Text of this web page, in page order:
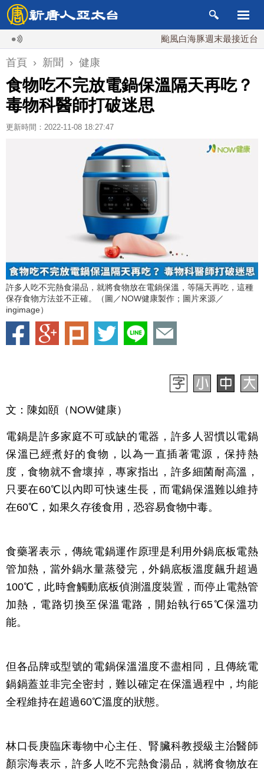
颱風白海豚週末最接近台灣 最
首頁 › 新聞 › 健康
食物吃不完放電鍋保溫隔天再吃？
毒物科醫師打破迷思
更新時間：2022-11-08 18:27:47
許多人吃不完熱食湯品，就將食物放在電鍋保溫，等隔天再吃，這種
保存食物方法並不正確。（圖／NOW健康製作；圖片來源／
ingimage）
文：陳如頤（NOW健康）
電鍋是許多家庭不可或缺的電器，許多人習慣以電鍋
保溫已經煮好的食物，以為一直插著電源，保持熱
度，食物就不會壞掉，專家指出，許多細菌耐高溫，
只要在60℃以內即可快速生長，而電鍋保溫難以維持
在60℃，如果久存後食用，恐容易食物中毒。
食藥署表示，傳統電鍋運作原理是利用外鍋底板電熱
管加熱，當外鍋水量蒸發完，外鍋底板溫度飆升超過
100℃，此時會觸動底板偵測溫度裝置，而停止電熱管
加熱，電路切換至保溫電路，開始執行65℃保溫功
能。
但各品牌或型號的電鍋保溫溫度不盡相同，且傳統電
鍋鍋蓋並非完全密封，難以確定在保溫過程中，均能
全程維持在超過60℃溫度的狀態。
林口長庚臨床毒物中心主任、腎臟科教授級主治醫師
顏宗海表示，許多人吃不完熱食湯品，就將食物放在